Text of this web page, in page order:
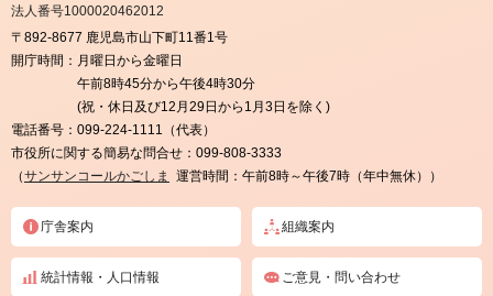
法人番号1000020462012
〒892-8677 鹿児島市山下町11番1号
開庁時間： 月曜日から金曜日
午前8時45分から午後4時30分
(祝・休日及び12月29日から1月3日を除く)
電話番号： 099-224-1111（代表）
市役所に関する簡易な問合せ： 099-808-3333
（サンサンコールかごしま 運営時間：午前8時～午後7時（年中無休））
庁舎案内 組織案内
統計情報・人口情報 ご意見・問い合わせ